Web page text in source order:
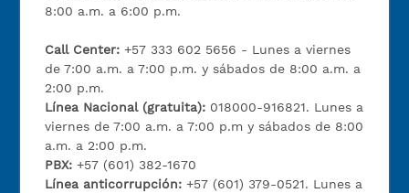
8:00 a.m. a 6:00 p.m.
Call Center:+57 333 602 5656 - Lunes a viernes
de 7:00 a.m. a 7:00 p.m. y sábados de 8:00 a.m. a
2:00 p.m.
Línea Nacional (gratuita): 018000-916821. Lunes a
viernes de 7:00 a.m. a 7:00 p.m y sábados de 8:00
a.m. a 2:00 p.m.
PBX:+57 (601) 382-1670
Línea anticorrupción:+57 (601) 379-0521. Lunes a